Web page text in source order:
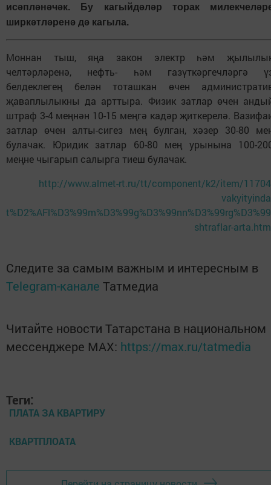
исәпләнәчәк. Бу кагыйдәләр торак
ширкәтләренә дә кагыла.
Моннан тыш, яңа закон электр һәм
челтәрләренә, нефть- һәм газүткәргечләргә
белдеклегең белән тоташкан өчен
җаваплылыкны да арттыра. Физик затлар өчен
штраф 3-4 меңнән 10-15 меңгә кадәр җиткерелә.
затлар өчен алты-сигез мең булган, хәзер 30-80
булачак. Юридик затлар 60-80 мең урынына 100-
меңне чыгарып салырга тиеш булачак.
http://www.almet-rt.ru/tt/component/k2/item/
shtraflar-
Следите за самым важным и интересным в
Telegram-канале Татмедиа
Читайте новости Татарстана в национальном
мессенджере MАХ: https://max.ru/tatmedia
Теги:
ПЛАТА ЗА КВАРТИРУ
КВАРТПЛОАТА